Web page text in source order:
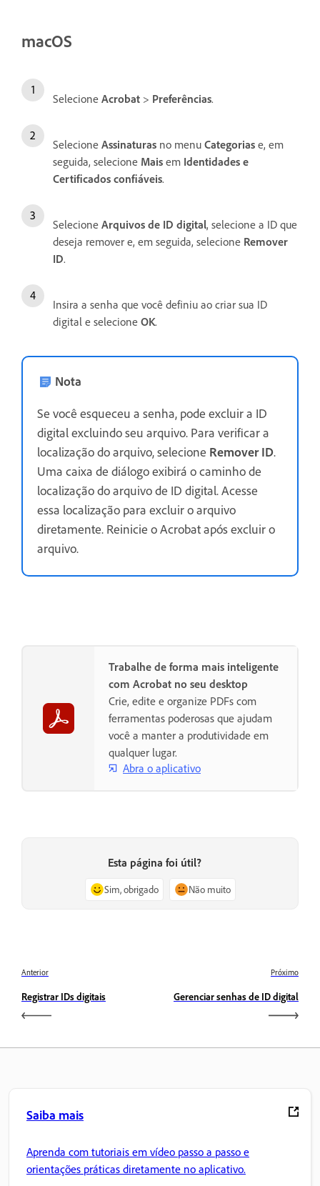
macOS
Selecione Acrobat > Preferências.
Selecione Assinaturas no menu Categorias e, em
seguida, selecione Mais em Identidades e
Certificados confiáveis.
Selecione Arquivos de ID digital, selecione a ID que
deseja remover e, em seguida, selecione Remover
ID.
Insira a senha que você definiu ao criar sua ID
digital e selecione OK.
Nota
Se você esqueceu a senha, pode excluir a ID
digital excluindo seu arquivo. Para verificar a
localização do arquivo, selecione Remover ID.
Uma caixa de diálogo exibirá o caminho de
localização do arquivo de ID digital. Acesse
essa localização para excluir o arquivo
diretamente. Reinicie o Acrobat após excluir o
arquivo.
Trabalhe de forma mais inteligente
com Acrobat no seu desktop
Crie, edite e organize PDFs com
ferramentas poderosas que ajudam
você a manter a produtividade em
qualquer lugar.
Abra o aplicativo
Esta página foi útil?
Sim, obrigado Não muito
Anterior
Registrar IDs digitais
Próximo
Gerenciar senhas de ID digital
Saiba mais
Aprenda com tutoriais em vídeo passo a passo e
orientações práticas diretamente no aplicativo.